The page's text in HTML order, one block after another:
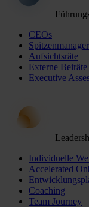
CEOs
Aufsichtsräte
Externe Beiräte
Executive
Individuelle
Accelerated
Coaching
Team Journey